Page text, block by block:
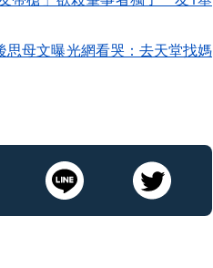
母文曝光網看哭：去天堂找媽